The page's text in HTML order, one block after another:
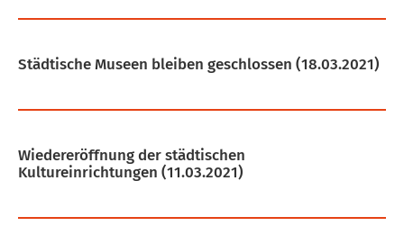
Städtische Museen bleiben geschlossen (18.03.2021)
Wiedereröffnung der städtischen
Kultureinrichtungen (11.03.2021)